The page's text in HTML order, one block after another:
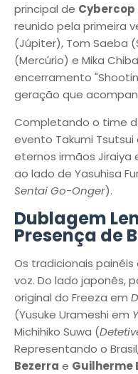
principal de Cybercop
reunido pela primeira
(Júpiter), Tom Saeba
(Mercúrio) e Mika
encerramento
geração que
Completando o time
evento Takumi
eternos irmãos Jiraiya
ao lado de Yasuhisa
Sentai Go-Onger).
Dublagem
Presença de
Os tradicionais
voz. Do lado japonês,
original do Freeza em
(Yusuke Urameshi em
Michihiko Suwa (
Representando o
Bezerra e Guilherme